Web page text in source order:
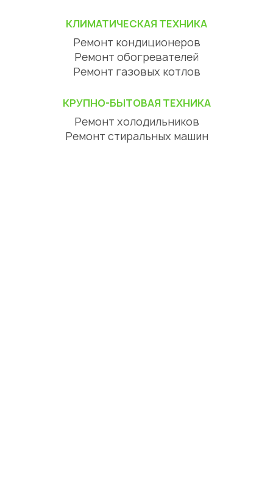
КЛИМАТИЧЕСКАЯ ТЕХНИКА
Ремонт кондиционеров
Ремонт обогревателей
Ремонт газовых котлов
КРУПНО-БЫТОВАЯ ТЕХНИКА
Ремонт холодильников
Ремонт стиральных машин